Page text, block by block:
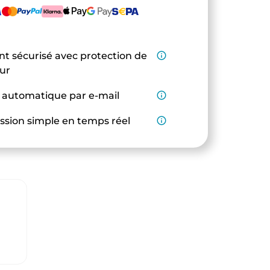
sécurisé avec protection de
info_outline
automatique par e-mail info_outline
simple en temps réel info_outline